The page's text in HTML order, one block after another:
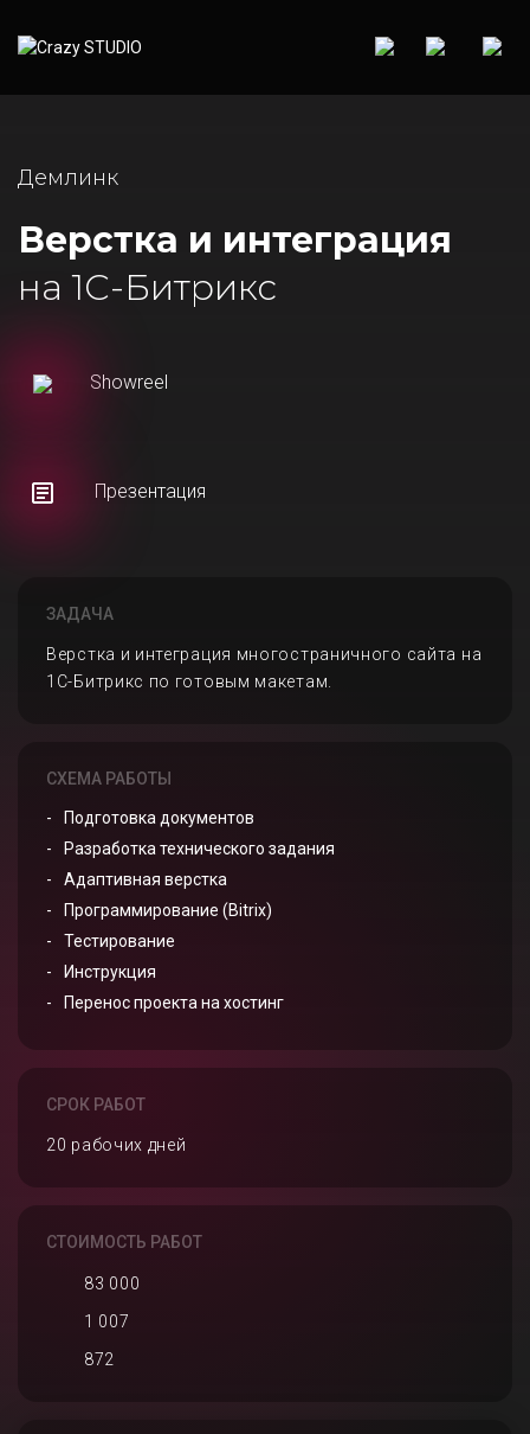
Демлинк
Верстка и интеграция
на 1С-Битрикс
Showreel
Презентация
ЗАДАЧА
Верстка и интеграция многостраничного сайта на
1С-Битрикс по готовым макетам.
СХЕМА РАБОТЫ
Подготовка документов
Разработка технического задания
Адаптивная верстка
Программирование (Bitrix)
Тестирование
Инструкция
Перенос проекта на хостинг
СРОК РАБОТ
20 рабочих дней
СТОИМОСТЬ РАБОТ
83 000
1 007
872